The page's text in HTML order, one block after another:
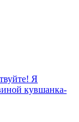
Я
кувшанка-